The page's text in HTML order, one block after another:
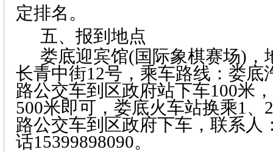
定排名。
五、报到地点
娄底迎宾馆(国际象棋赛场)
长青中街12号，乘车路线：娄底
路公交车到区政府站下车100米
500米即可，娄底火车站换乘1 、 2
路公交车到区政府下车，联系人
话15399898090。